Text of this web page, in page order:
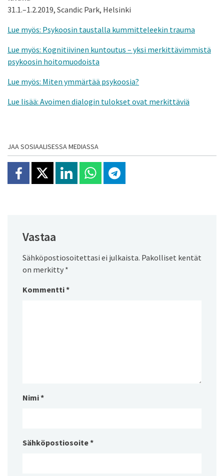
31.1.–1.2.2019, Scandic Park, Helsinki
Lue myös: Psykoosin taustalla kummitteleekin trauma
Lue myös: Kognitiivinen kuntoutus – yksi merkittävimmistä
psykoosin hoitomuodoista
Lue myös: Miten ymmärtää psykoosia?
Lue lisää: Avoimen dialogin tulokset ovat merkittäviä
JAA SOSIAALISESSA MEDIASSA
Jaa Facebookissa
Jaa X:ssäJaa Linkedinissä
Jaa Whatsappissa
Jaa Telegramissa
Vastaa
Sähköpostiosoitettasi ei julkaista. Pakolliset kentät
on merkitty *
Kommentti*
Nimi*
Sähköpostiosoite*